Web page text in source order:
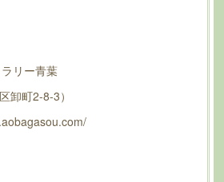
リー青葉
卸町2-8-3）